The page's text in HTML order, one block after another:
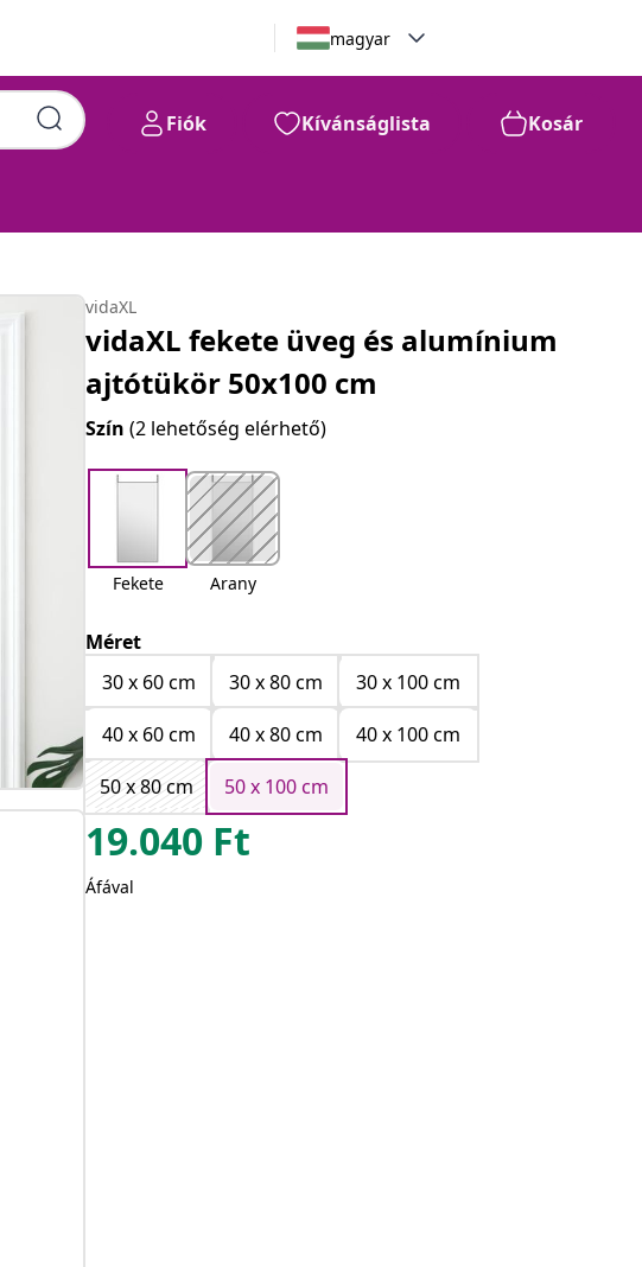
magyar
Fiók Kívánságlista Kosár
vidaXL
vidaXL fekete üveg és alumínium
ajtótükör 50x100 cm
Szín(2 lehetőség elérhető)
Fekete Arany
Méret
30 x 60 cm
30 x 80 cm
30 x 100 cm
40 x 60 cm
40 x 80 cm
40 x 100 cm
50 x 80 cm
50 x 100 cm
19.040 Ft
Áfával